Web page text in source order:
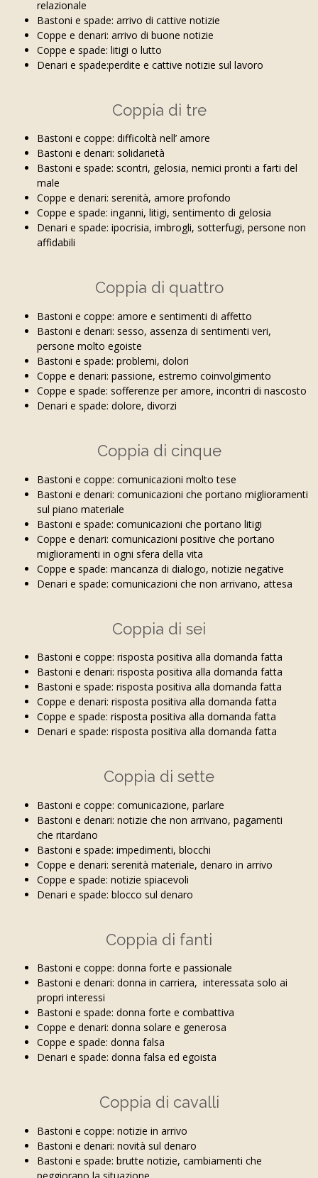
relazionale
Bastoni e spade: arrivo di cattive notizie
Coppe e denari: arrivo di buone notizie
Coppe e spade: litigi o lutto
Denari e spade:perdite e cattive notizie sul lavoro
Coppia di tre
Bastoni e coppe: difficoltà nell’ amore
Bastoni e denari: solidarietà
Bastoni e spade: scontri, gelosia, nemici pronti a farti del
male
Coppe e denari: serenità, amore profondo
Coppe e spade: inganni, litigi, sentimento di gelosia
Denari e spade: ipocrisia, imbrogli, sotterfugi, persone non
affidabili
Coppia di quattro
Bastoni e coppe: amore e sentimenti di affetto
Bastoni e denari: sesso, assenza di sentimenti veri,
persone molto egoiste
Bastoni e spade: problemi, dolori
Coppe e denari: passione, estremo coinvolgimento
Coppe e spade: sofferenze per amore, incontri di nascosto
Denari e spade: dolore, divorzi
Coppia di cinque
Bastoni e coppe: comunicazioni molto tese
Bastoni e denari: comunicazioni che portano miglioramenti
sul piano materiale
Bastoni e spade: comunicazioni che portano litigi
Coppe e denari: comunicazioni positive che portano
miglioramenti in ogni sfera della vita
Coppe e spade: mancanza di dialogo, notizie negative
Denari e spade: comunicazioni che non arrivano, attesa
Coppia di sei
Bastoni e coppe: risposta positiva alla domanda fatta
Bastoni e denari: risposta positiva alla domanda fatta
Bastoni e spade: risposta positiva alla domanda fatta
Coppe e denari: risposta positiva alla domanda fatta
Coppe e spade: risposta positiva alla domanda fatta
Denari e spade: risposta positiva alla domanda fatta
Coppia di sette
Bastoni e coppe: comunicazione, parlare
Bastoni e denari: notizie che non arrivano, pagamenti
che ritardano
Bastoni e spade: impedimenti, blocchi
Coppe e denari: serenità materiale, denaro in arrivo
Coppe e spade: notizie spiacevoli
Denari e spade: blocco sul denaro
Coppia di fanti
Bastoni e coppe: donna forte e passionale
Bastoni e denari: donna in carriera, interessata solo ai
propri interessi
Bastoni e spade: donna forte e combattiva
Coppe e denari: donna solare e generosa
Coppe e spade: donna falsa
Denari e spade: donna falsa ed egoista
Coppia di cavalli
Bastoni e coppe: notizie in arrivo
Bastoni e denari: novità sul denaro
Bastoni e spade: brutte notizie, cambiamenti che